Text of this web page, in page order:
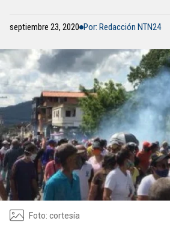
septiembre 23, 2020 Por: Redacción NTN24
Foto: cortesía